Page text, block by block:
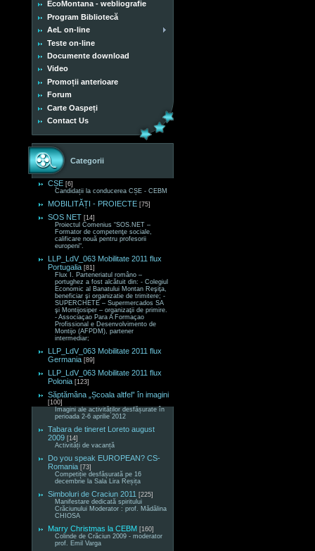
EcoMontana - webliografie
Program Bibliotecă
AeL on-line
Teste on-line
Documente download
Video
Promoții anterioare
Forum
Carte Oaspeți
Contact Us
Categorii
CȘE [6]
Candidații la conducerea CȘE - CEBM
MOBILITĂȚI - PROIECTE [75]
SOS NET [14]
Proiectul Comenius “SOS.NET –
Formator de competenţe sociale,
calificare nouă pentru profesorii
europeni“.
LLP_LdV_063 Mobilitate 2011 flux
Portugalia [81]
Flux I. Parteneriatul româno –
portughez a fost alcătuit din: - Colegiul
Economic al Banatului Montan Reşiţa,
beneficiar şi organizatie de trimitere; -
SUPERCHETE – Supermercados SA
şi Montijosiper – organizaţii de primire.
- Associaçao Para A Formaçao
Profissional e Desenvolvimento de
Montijo (AFPDM), partener
intermediar;
LLP_LdV_063 Mobilitate 2011 flux
Germania [89]
LLP_LdV_063 Mobilitate 2011 flux
Polonia [123]
Săptămâna „Școala altfel” în imagini
[100]
Imagini ale activităților desfășurate în
perioada 2-6 aprilie 2012
Tabara de tineret Loreto august
2009 [14]
Activități de vacanță
Do you speak EUROPEAN? CS-
Romania [73]
Competiție desfășurată pe 16
decembrie la Sala Lira Reșița
Simboluri de Craciun 2011 [225]
Manifestare dedicată spiritului
Crăciunului Moderator : prof. Mădălina
CHIOSA
Marry Christmas la CEBM [160]
Colinde de Crăciun 2009 - moderator
prof. Emil Varga